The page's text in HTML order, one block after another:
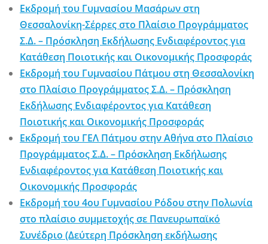
Εκδρομή του Γυμνασίου Μασάρων στη
Θεσσαλονίκη-Σέρρες στο Πλαίσιο Προγράμματος
Σ.Δ. – Πρόσκληση Εκδήλωσης Ενδιαφέροντος για
Κατάθεση Ποιοτικής και Οικονομικής Προσφοράς
Εκδρομή του Γυμνασίου Πάτμου στη Θεσσαλονίκη
στο Πλαίσιο Προγράμματος Σ.Δ. – Πρόσκληση
Εκδήλωσης Ενδιαφέροντος για Κατάθεση
Ποιοτικής και Οικονομικής Προσφοράς
Εκδρομή του ΓΕΛ Πάτμου στην Αθήνα στο Πλαίσιο
Προγράμματος Σ.Δ. – Πρόσκληση Εκδήλωσης
Ενδιαφέροντος για Κατάθεση Ποιοτικής και
Οικονομικής Προσφοράς
Εκδρομή του 4ου Γυμνασίου Ρόδου στην Πολωνία
στο πλαίσιο συμμετοχής σε Πανευρωπαϊκό
Συνέδριο (Δεύτερη Πρόσκληση εκδήλωσης